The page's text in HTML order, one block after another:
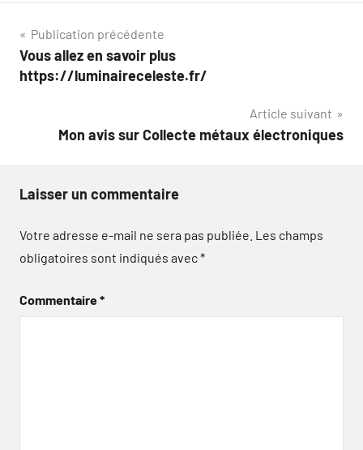
Navigation
de
Publication précédente
Vous allez en savoir plus
https://luminaireceleste.fr/
Article suivant
Mon avis sur Collecte métaux électroniques
Laisser un commentaire
Votre adresse e-mail ne sera pas publiée. Les champs
obligatoires sont indiqués avec*
Commentaire*